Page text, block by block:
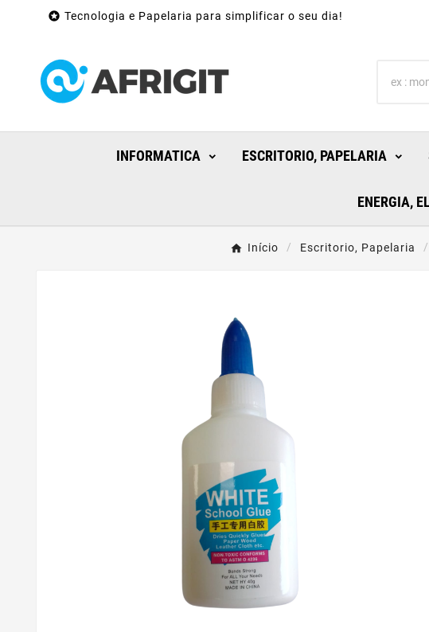
 Tecnologia e Papelaria para simplificar o seu dia!
INFORMATICA ESCRITORIO, PAPELARIA
ENERGIA,
Início Escritorio, Papelaria